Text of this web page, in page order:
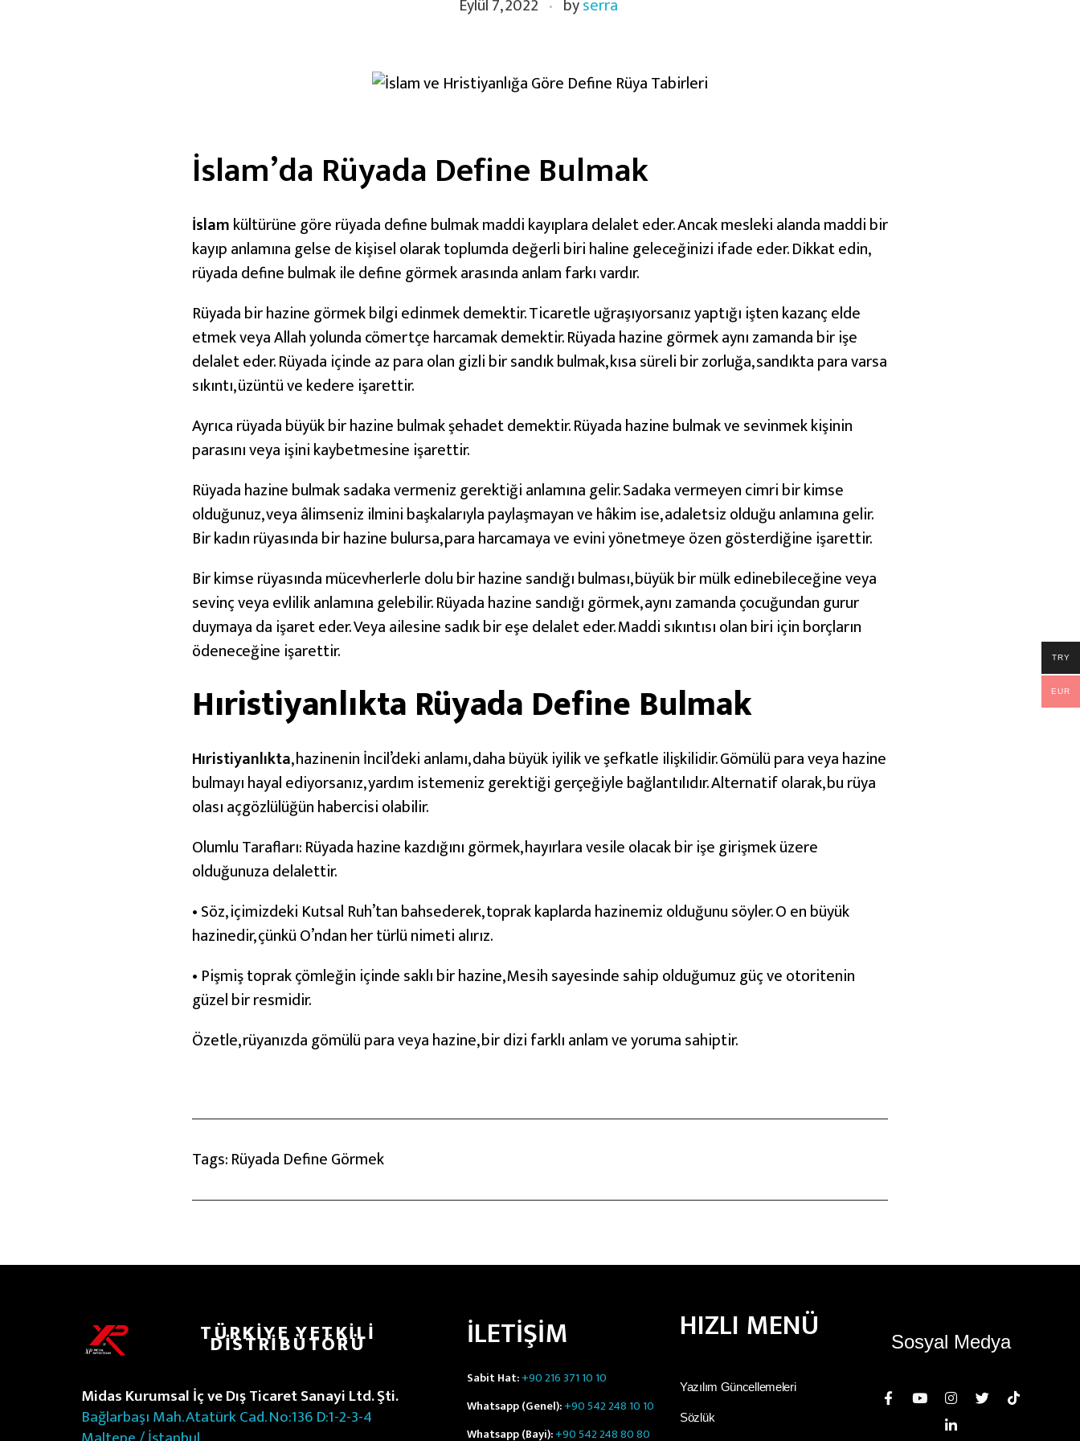
H
r
s
t
i
y
a
n
l
ı
ğ
a
G
ö
r
e
D
e
f
i
n
e
R
ü
y
a
T
b
i
r
l
e
r
i
Eylül 7, 2022 byserra
İslam’da Rüyada Define Bulmak
İslamkültürüne göre rüyada define bulmak maddi kayıplara delalet eder. Ancak mesleki alanda maddi bir
kayıp anlamına gelse de kişisel olarak toplumda değerli biri haline geleceğinizi ifade eder. Dikkat edin,
rüyada define bulmak ile define görmek arasında anlam farkı vardır.
Rüyada bir hazine görmek bilgi edinmek demektir. Ticaretle uğraşıyorsanız yaptığı işten kazanç elde
etmek veya Allah yolunda cömertçe harcamak demektir. Rüyada hazine görmek aynı zamanda bir işe
delalet eder. Rüyada içinde az para olan gizli bir sandık bulmak, kısa süreli bir zorluğa, sandıkta para varsa
sıkıntı, üzüntü ve kedere işarettir.
Ayrıca rüyada büyük bir hazine bulmak şehadet demektir. Rüyada hazine bulmak ve sevinmek kişinin
parasını veya işini kaybetmesine işarettir.
Rüyada hazine bulmak sadaka vermeniz gerektiği anlamına gelir. Sadaka vermeyen cimri bir kimse
olduğunuz, veya âlimseniz ilmini başkalarıyla paylaşmayan ve hâkim ise, adaletsiz olduğu anlamına gelir.
Bir kadın rüyasında bir hazine bulursa, para harcamaya ve evini yönetmeye özen gösterdiğine işarettir.
Bir kimse rüyasında mücevherlerle dolu bir hazine sandığı bulması, büyük bir mülk edinebileceğine veya
sevinç veya evlilik anlamına gelebilir. Rüyada hazine sandığı görmek, aynı zamanda çocuğundan gurur
duymaya da işaret eder. Veya ailesine sadık bir eşe delalet eder. Maddi sıkıntısı olan biri için borçların
ödeneceğine işarettir.
Hıristiyanlıkta Rüyada Define Bulmak
Hıristiyanlıkta, hazinenin İncil’deki anlamı, daha büyük iyilik ve şefkatle ilişkilidir. Gömülü para veya hazine
bulmayı hayal ediyorsanız, yardım istemeniz gerektiği gerçeğiyle bağlantılıdır. Alternatif olarak, bu rüya
olası açgözlülüğün habercisi olabilir.
Olumlu Tarafları: Rüyada hazine kazdığını görmek, hayırlara vesile olacak bir işe girişmek üzere
olduğunuza delalettir.
• Söz, içimizdeki Kutsal Ruh’tan bahsederek, toprak kaplarda hazinemiz olduğunu söyler. O en büyük
hazinedir, çünkü O’ndan her türlü nimeti alırız.
• Pişmiş toprak çömleğin içinde saklı bir hazine, Mesih sayesinde sahip olduğumuz güç ve otoritenin
güzel bir resmidir.
Özetle, rüyanızda gömülü para veya hazine, bir dizi farklı anlam ve yoruma sahiptir.
Tags:Rüyada Define Görmek
TÜRKIYE YETKILI
DISTRIBÜTÖRÜ
Midas Kurumsal İç ve Dış Ticaret Sanayi Ltd. Şti.
Bağlarbaşı Mah. Atatürk Cad. No:136 D:1-2-3-4
İLETİŞİM
Sabit Hat:+90 216 371 10 10
Whatsapp (Genel):+90 542 248 10 10
Whatsapp (Bayi):+90 542 248 80 80
HIZLI MENÜ
Yazılım Güncellemeleri
Sözlük
Sosyal Medya
TRY
EUR